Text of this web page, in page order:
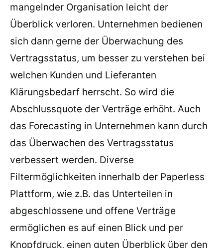
mangelnder Organisation leicht der
Überblick verloren. Unternehmen bedienen
sich dann gerne der Überwachung des
Vertragsstatus, um besser zu verstehen bei
welchen Kunden und Lieferanten
Klärungsbedarf herrscht. So wird die
Abschlussquote der Verträge erhöht. Auch
das Forecasting in Unternehmen kann durch
das Überwachen des Vertragsstatus
verbessert werden. Diverse
Filtermöglichkeiten innerhalb der Paperless
Plattform, wie z.B. das Unterteilen in
abgeschlossene und offene Verträge
ermöglichen es auf einen Blick und per
Knopfdruck, einen guten Überblick über den